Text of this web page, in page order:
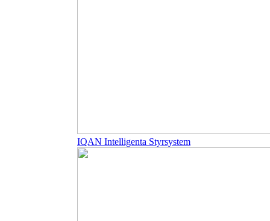
IQAN Intelligenta Styrsystem